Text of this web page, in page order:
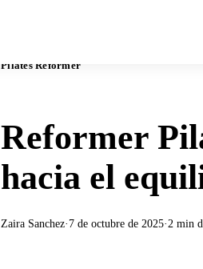
Pilates Reformer
Reformer
hacia el
Zaira Sanchez·7 de octubre de 2025·2 min